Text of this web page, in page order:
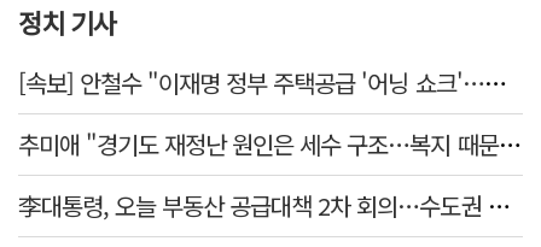
정치 기사
[속보] 안철수 "이재명 정부 주택공급 '어닝 쇼크'…공급 포기한 대통령"
추미애 "경기도 재정난 원인은 세수 구조…복지 때문 아냐"
李대통령, 오늘 부동산 공급대책 2차 회의…수도권 공급안 논의